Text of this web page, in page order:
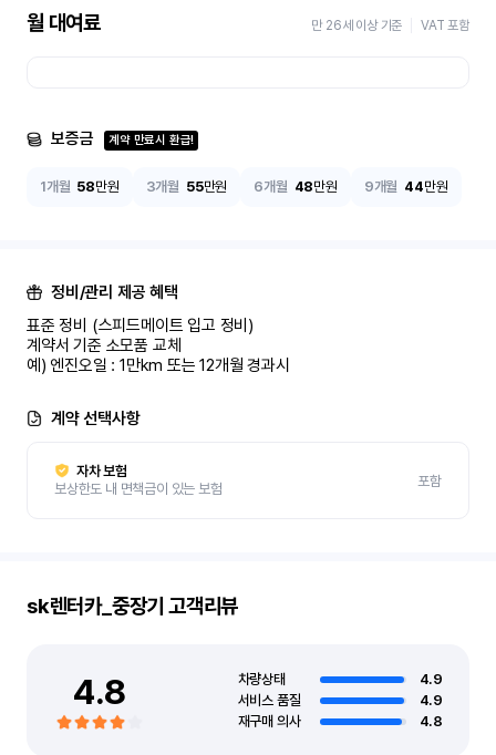
월 대여료 만 26세 이상 기준 VAT 포함
보증금 계약 만료시 환급!
1개월 58만원 3개월 55만원 6개월 48만원 9개월 44만원
정비/관리 제공 혜택
표준 정비 (스피드메이트 입고 정비)
계약서 기준 소모품 교체
예) 엔진오일 : 1만km 또는 12개월 경과시
계약 선택사항
자차 보험
보상한도 내 면책금이 있는 보험
포함
sk렌터카_중장기 고객리뷰
4.8 차량상태
4.9
서비스 품질
4.9
재구매 의사
4.8